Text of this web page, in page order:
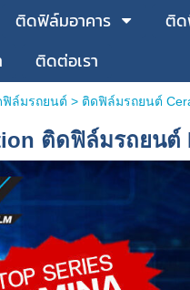
ติดฟิล์มอาคาร ติ
ติดต่อเรา
ฟิล์มรถยนต์ > ติดฟิล์มรถยนต์
ติดฟิล์มรถยนต์